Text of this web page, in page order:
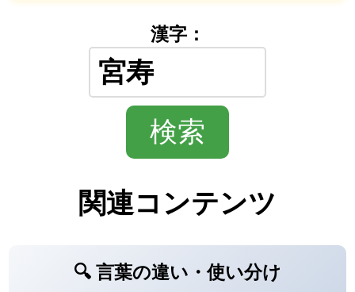
漢字：
関連コンテンツ
🔍 言葉の違い・使い分け